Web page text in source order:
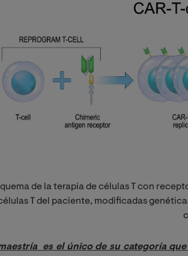
de la terapia de células T con
T del paciente, modificadas
es el único de su categoría